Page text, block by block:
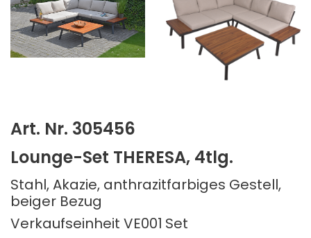
Art. Nr. 305456
Lounge-Set THERESA, 4tlg.
Stahl, Akazie, anthrazitfarbiges Gestell,
beiger Bezug
Verkaufseinheit VE001 Set